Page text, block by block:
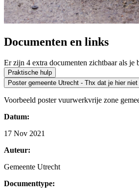
Documenten en links
Er zijn 4 extra documenten zichtbaar als je
Praktische hulp
Poster gemeente Utrecht - Thx dat je hier
Voorbeeld poster vuurwerkvrije zone
Datum:
17 Nov 2021
Auteur:
Gemeente Utrecht
Documenttype: